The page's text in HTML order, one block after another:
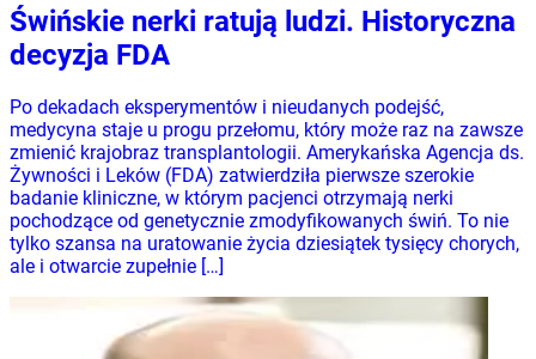
Świńskie nerki ratują ludzi. Historyczna
decyzja FDA
Po dekadach eksperymentów i nieudanych podejść,
medycyna staje u progu przełomu, który może raz na zawsze
zmienić krajobraz transplantologii. Amerykańska Agencja ds.
Żywności i Leków (FDA) zatwierdziła pierwsze szerokie
badanie kliniczne, w którym pacjenci otrzymają nerki
pochodzące od genetycznie zmodyfikowanych świń. To nie
tylko szansa na uratowanie życia dziesiątek tysięcy chorych,
ale i otwarcie zupełnie […]